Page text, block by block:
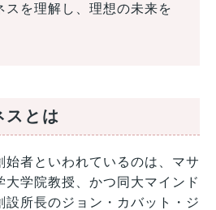
スを理解し、理想の未来を
スとは
始者といわれているのは、マサ
大学院教授、かつ同大マインド
設所長のジョン・カバット・ジ